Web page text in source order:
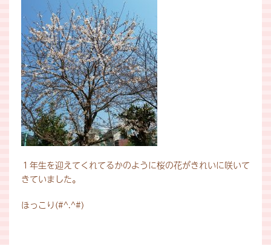
１年生を迎えてくれてるかのように桜の花がきれいに咲いて
きていました。
ほっこり(#^.^#)